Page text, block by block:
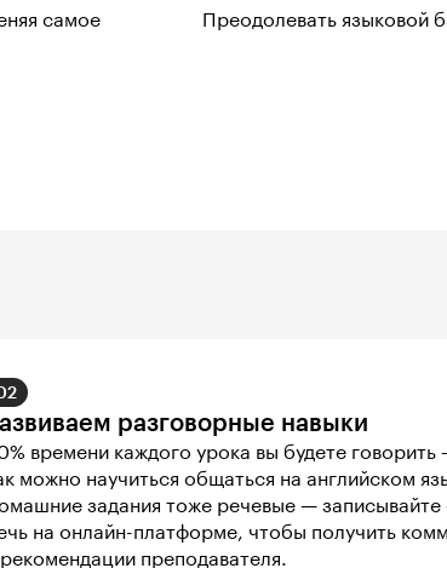
самое
Преодолевать языковой
разговорные навыки
времени каждого урока вы будете говорить
можно научиться общаться на английском
задания тоже речевые —
на онлайн-платформе, чтобы получить
преподавателя.